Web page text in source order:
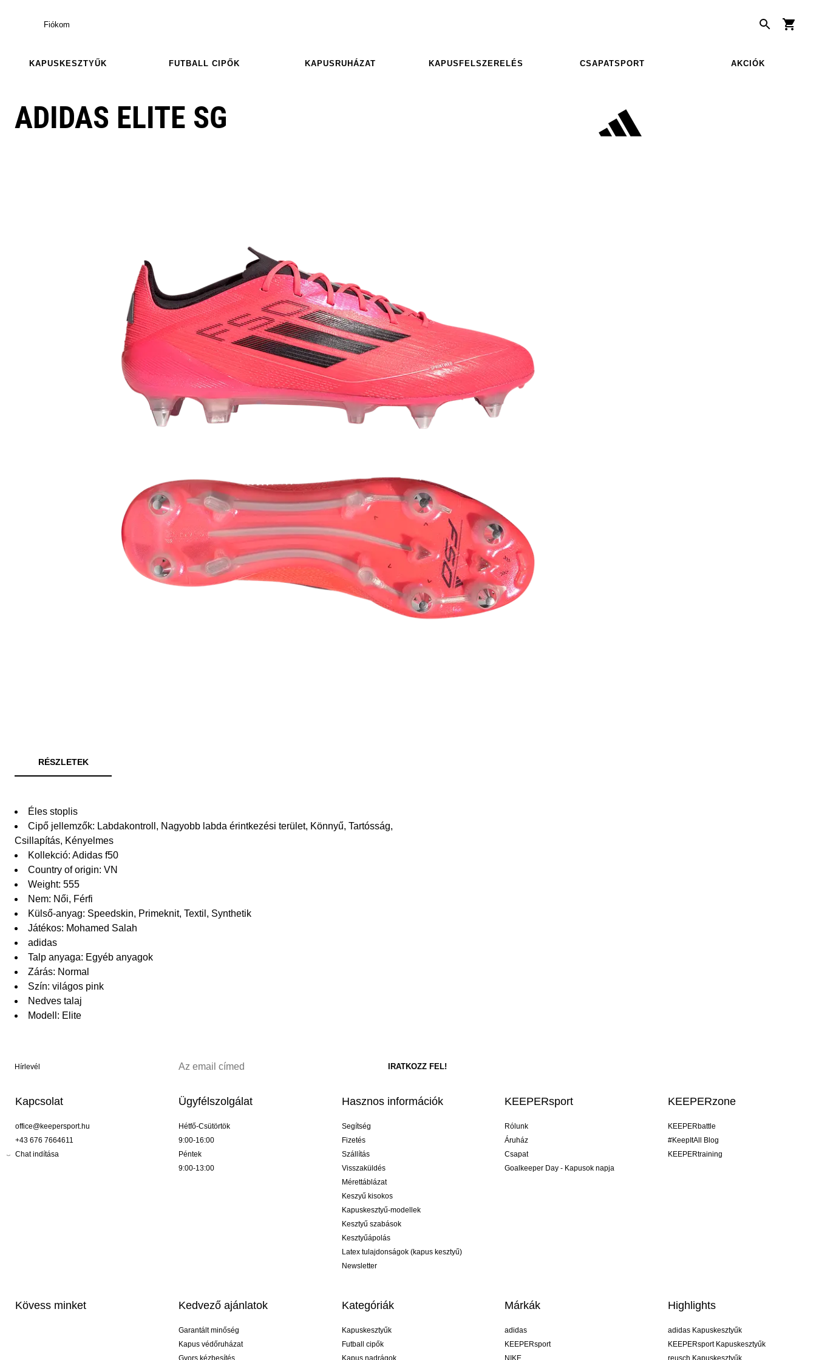
Fiókom
KAPUSKESZTYŰK FUTBALL CIPŐK KAPUSRUHÁZAT KAPUSFELSZERELÉS CSAPATSPORT AKCIÓK
ADIDAS ELITE SG
RÉSZLETEK
Éles stoplis
Cipő jellemzők: Labdakontroll, Nagyobb labda érintkezési terület, Könnyű, Tartósság,
Csillapítás, Kényelmes
Kollekció: Adidas f50
Country of origin: VN
Weight: 555
Nem: Női, Férfi
Külső-anyag: Speedskin, Primeknit, Textil, Synthetik
Játékos: Mohamed Salah
adidas
Talp anyaga: Egyéb anyagok
Zárás: Normal
Szín: világos pink
Nedves talaj
Modell: Elite
Hírlevél
Kapcsolat
office@keepersport.hu
+43 676 7664611
Chat indítása
Ügyfélszolgálat
Hétfő-Csütörtök
9:00-16:00
Péntek
9:00-13:00
Hasznos információk
Segítség
Fizetés
Szállítás
Visszaküldés
Mérettáblázat
Keszyű kisokos
Kapuskesztyű-modellek
Kesztyű szabások
Kesztyűápolás
Latex tulajdonságok (kapus kesztyű)
Newsletter
KEEPERsport
Rólunk
Áruház
Csapat
Goalkeeper Day - Kapusok napja
KEEPERzone
KEEPERbattle
#KeepItAll Blog
KEEPERtraining
Kövess minket Kedvező ajánlatok
Garantált minőség
Kapus védőruházat
Kategóriák
Kapuskesztyűk
Futball cipők
Márkák
adidas
KEEPERsport
Highlights
adidas Kapuskesztyűk
KEEPERsport Kapuskesztyűk